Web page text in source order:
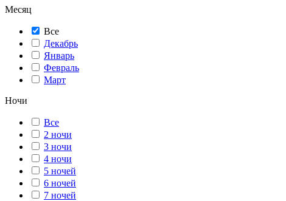
Месяц
Все
Декабрь
Январь
Февраль
Март
Ночи
Все
2 ночи
3 ночи
4 ночи
5 ночей
6 ночей
7 ночей